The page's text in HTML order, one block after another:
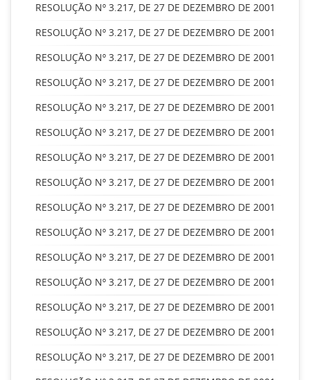
RESOLUÇÃO Nº 3.217, DE 27 DE DEZEMBRO DE 2001
RESOLUÇÃO Nº 3.217, DE 27 DE DEZEMBRO DE 2001
RESOLUÇÃO Nº 3.217, DE 27 DE DEZEMBRO DE 2001
RESOLUÇÃO Nº 3.217, DE 27 DE DEZEMBRO DE 2001
RESOLUÇÃO Nº 3.217, DE 27 DE DEZEMBRO DE 2001
RESOLUÇÃO Nº 3.217, DE 27 DE DEZEMBRO DE 2001
RESOLUÇÃO Nº 3.217, DE 27 DE DEZEMBRO DE 2001
RESOLUÇÃO Nº 3.217, DE 27 DE DEZEMBRO DE 2001
RESOLUÇÃO Nº 3.217, DE 27 DE DEZEMBRO DE 2001
RESOLUÇÃO Nº 3.217, DE 27 DE DEZEMBRO DE 2001
RESOLUÇÃO Nº 3.217, DE 27 DE DEZEMBRO DE 2001
RESOLUÇÃO Nº 3.217, DE 27 DE DEZEMBRO DE 2001
RESOLUÇÃO Nº 3.217, DE 27 DE DEZEMBRO DE 2001
RESOLUÇÃO Nº 3.217, DE 27 DE DEZEMBRO DE 2001
RESOLUÇÃO Nº 3.217, DE 27 DE DEZEMBRO DE 2001